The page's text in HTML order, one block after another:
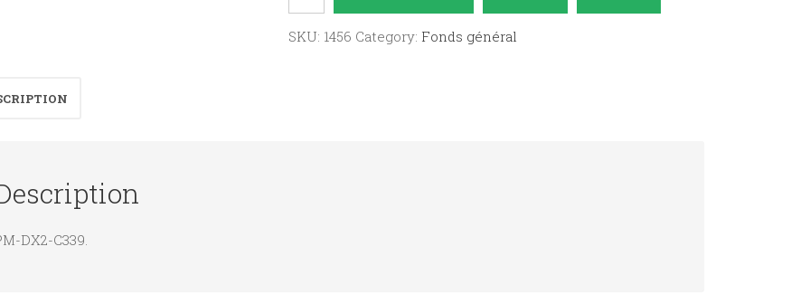
quantity
SKU: 1456 Category: Fonds général
DX2-C339.